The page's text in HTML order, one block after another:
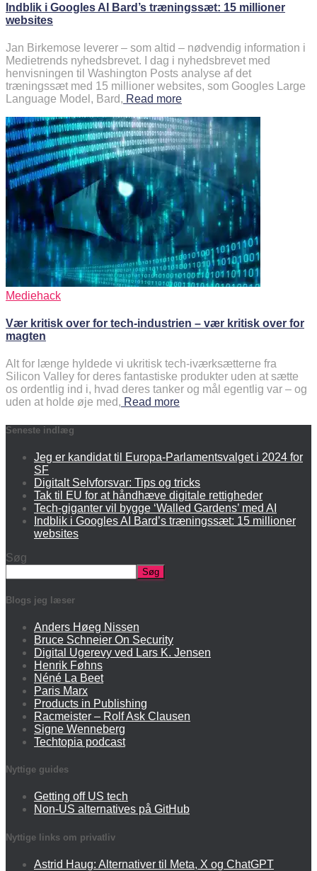
Indblik i Googles AI Bard’s træningssæt: 15 millioner
websites
Jan Birkemose leverer – som altid – nødvendig information i
Medietrends nyhedsbrevet. I dag i nyhedsbrevet med
henvisningen til Washington Posts analyse af det
træningssæt med 15 millioner websites, som Googles Large
Language Model, Bard, Read more
Mediehack
Vær kritisk over for tech-industrien – vær kritisk over for
magten
Alt for længe hyldede vi ukritisk tech-iværksætterne fra
Silicon Valley for deres fantastiske produkter uden at sætte
os ordentlig ind i, hvad deres tanker og mål egentlig var – og
uden at holde øje med, Read more
Seneste indlæg
Jeg er kandidat til Europa-Parlamentsvalget i 2024 for
SF
Digitalt Selvforsvar: Tips og tricks
Tak til EU for at håndhæve digitale rettigheder
Tech-giganter vil bygge ‘Walled Gardens’ med AI
Indblik i Googles AI Bard’s træningssæt: 15 millioner
websites
Søg
Søg
Blogs jeg læser
Anders Høeg Nissen
Bruce Schneier On Security
Digital Ugerevy ved Lars K. Jensen
Henrik Føhns
Néné La Beet
Paris Marx
Products in Publishing
Racmeister – Rolf Ask Clausen
Signe Wenneberg
Techtopia podcast
Nyttige guides
Getting off US tech
Non-US alternatives på GitHub
Nyttige links om privatliv
Astrid Haug: Alternativer til Meta, X og ChatGPT